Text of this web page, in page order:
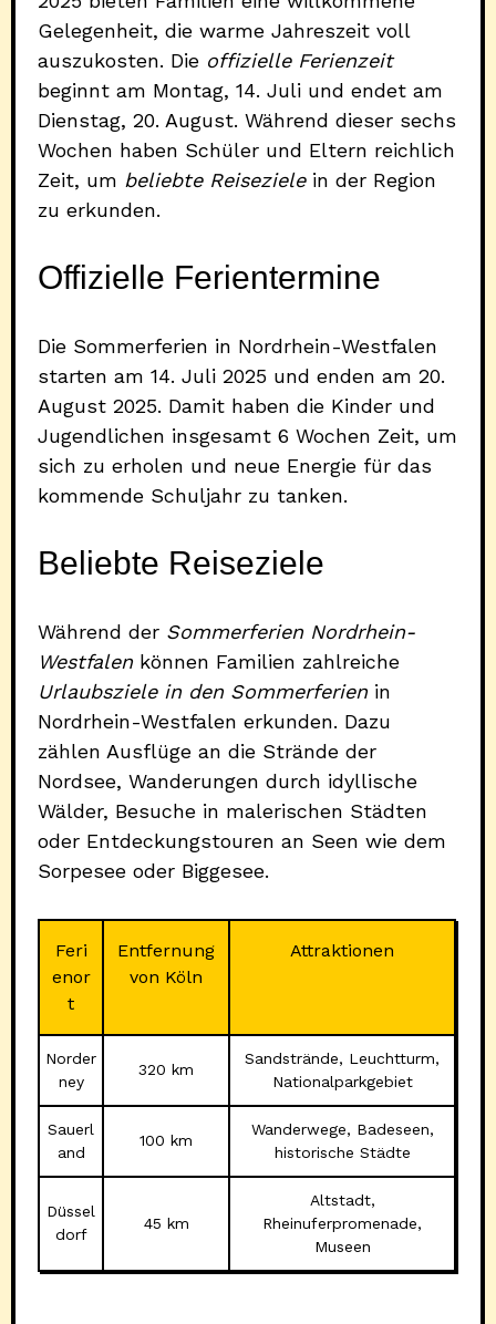
Gelegenheit, die warme Jahreszeit voll
auszukosten. Die offizielle Ferienzeit
beginnt am Montag, 14. Juli und endet am
Dienstag, 20. August. Während dieser sechs
Wochen haben Schüler und Eltern reichlich
Zeit, um beliebte Reisezielein der Region
zu erkunden.
Offizielle Ferientermine
Die Sommerferien in Nordrhein-Westfalen
starten am 14. Juli 2025 und enden am 20.
August 2025. Damit haben die Kinder und
Jugendlichen insgesamt 6 Wochen Zeit, um
sich zu erholen und neue Energie für das
kommende Schuljahr zu tanken.
Beliebte Reiseziele
Während der Sommerferien Nordrhein-
Westfalenkönnen Familien zahlreiche
Urlaubsziele in den Sommerferienin
Nordrhein-Westfalen erkunden. Dazu
zählen Ausflüge an die Strände der
Nordsee, Wanderungen durch idyllische
Wälder, Besuche in malerischen Städten
oder Entdeckungstouren an Seen wie dem
Sorpesee oder Biggesee.
Feri
enor
t
Entfernung
von Köln
Attraktionen
Norder
ney
320 km
Sandstrände, Leuchtturm,
Nationalparkgebiet
Sauerl
and
100 km
Wanderwege, Badeseen,
historische Städte
Düssel
dorf
45 km
Altstadt,
Rheinuferpromenade,
Museen